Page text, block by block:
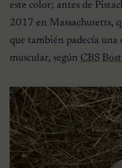
este color; antes de
2017 en Massachusetts,
que también padecía
muscular, según CBS